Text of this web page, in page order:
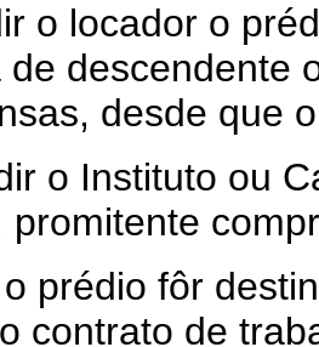
locador o
de descendente
desde que
Instituto ou
promitente
fôr
contrato de